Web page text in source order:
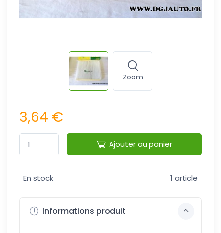
Zoom
3,64 €
Ajouter au panier
En stock 1 article
Informations produit